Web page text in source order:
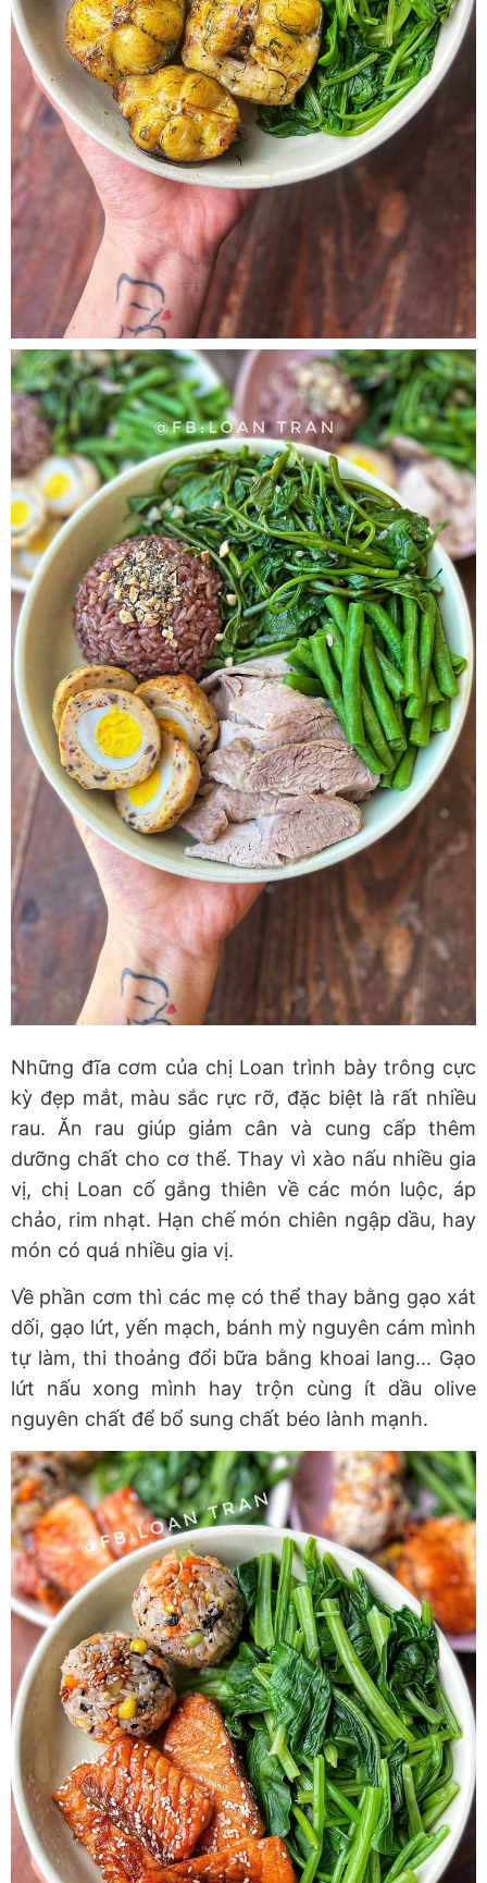
Những đĩa cơm của chị Loan trình bày trông cực
kỳ đẹp mắt, màu sắc rực rỡ, đặc biệt là rất nhiều
rau. Ăn rau giúp giảm cân và cung cấp thêm
dưỡng chất cho cơ thể. Thay vì xào nấu nhiều gia
vị, chị Loan cố gắng thiên về các món luộc, áp
chảo, rim nhạt. Hạn chế món chiên ngập dầu, hay
món có quá nhiều gia vị.
Về phần cơm thì các mẹ có thể thay bằng gạo xát
dối, gạo lứt, yến mạch, bánh mỳ nguyên cám mình
tự làm, thi thoảng đổi bữa bằng khoai lang... Gạo
lứt nấu xong mình hay trộn cùng ít dầu olive
nguyên chất để bổ sung chất béo lành mạnh.